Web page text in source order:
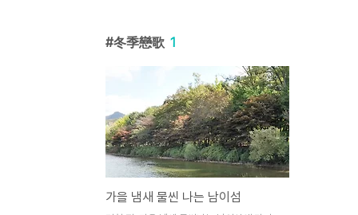
冬季戀歌 1
가을 냄새 물씬 나는 남이섬